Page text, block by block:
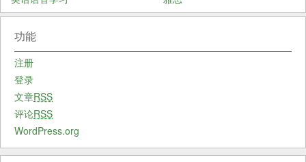
功能
注册
登录
文章RSS
评论RSS
WordPress.org